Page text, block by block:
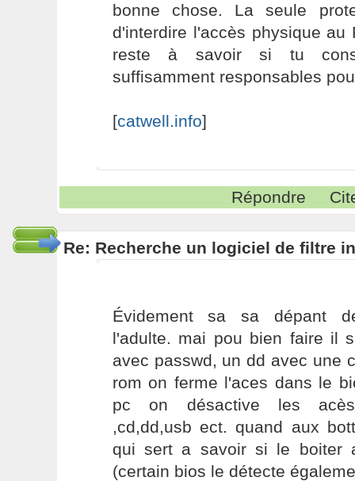
bonne chose. La seule
d'interdire l'accès physique au
reste à savoir si tu
suffisamment responsables
[catwell.info]
Répondre
Re: Recherche un logiciel de filtre
Évidement sa sa dépant
l'adulte. mai pou bien faire il
avec passwd, un dd avec une
rom on ferme l'aces dans le
pc on désactive les
,cd,dd,usb ect. quand aux
qui sert a savoir si le boiter
(certain bios le détecte